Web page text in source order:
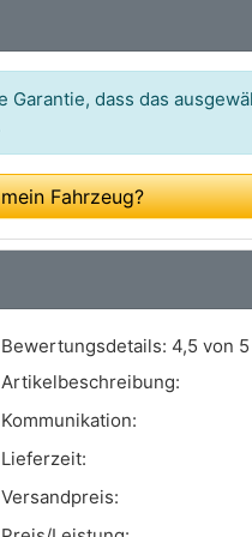
dass das
Fahrzeug?
Bewertungsdetails: 4,5 von 5
Artikelbeschreibung:
Kommunikation:
Lieferzeit:
Versandpreis: